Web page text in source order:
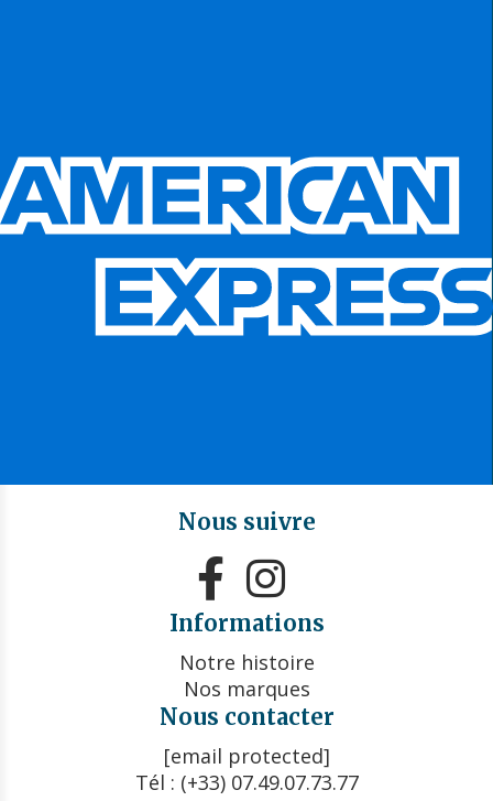
Nous suivre
 
Informations
Notre histoire
Nos marques
Nous contacter
[email protected]
Tél : (+33) 07.49.07.73.77